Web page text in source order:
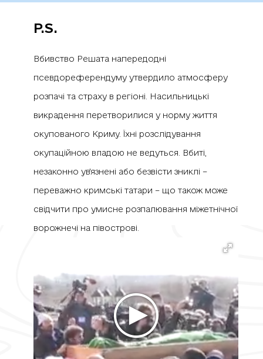
P.S.
Вбивство Решата напередодні
псевдореферендуму утвердило атмосферу
розпачі та страху в регіоні. Насильницькі
викрадення перетворилися у норму життя
окупованого Криму. Їхні розслідування
окупаційною владою не ведуться. Вбиті,
незаконно ув'язнені або безвісти зниклі –
переважно кримські татари – що також може
свідчити про умисне розпалювання міжетнічної
ворожнечі на півострові.